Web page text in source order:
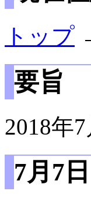
トップ
要旨
2018年
7月7